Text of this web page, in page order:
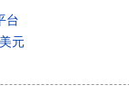
台
元